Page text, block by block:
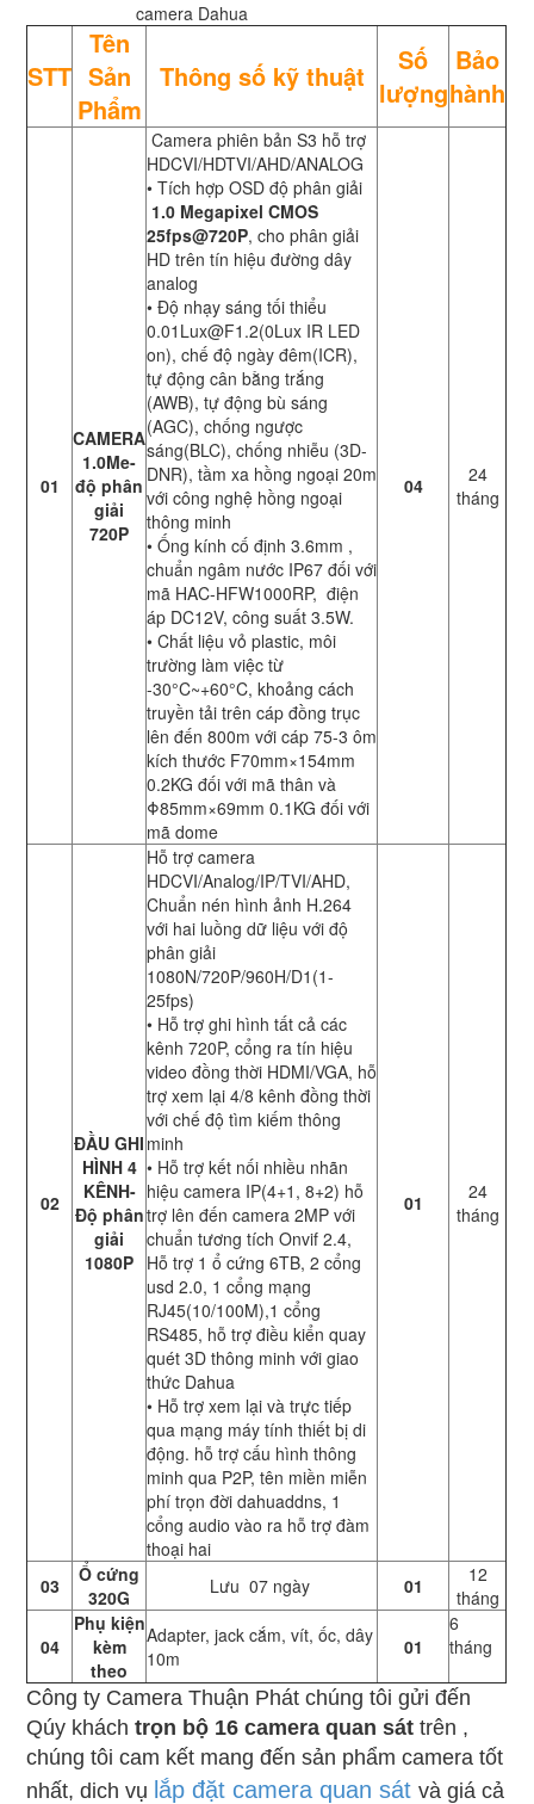
camera Dahua
STT
Tên
Sản
Phẩm
Thông số kỹ thuật
Số
lượng
Bảo
hành
01
CAMERA
1.0Me-
độ phân
giải
720P
Camera phiên bản S3 hỗ trợ
HDCVI/HDTVI/AHD/ANALOG
• Tích hợp OSD độ phân giải
1.0 Megapixel CMOS
25fps@720P, cho phân giải
HD trên tín hiệu đường dây
analog
• Độ nhạy sáng tối thiểu
0.01Lux@F1.2(0Lux IR LED
on), chế độ ngày đêm(ICR),
tự động cân bằng trắng
(AWB), tự động bù sáng
(AGC), chống ngược
sáng(BLC), chống nhiễu (3D-
DNR), tầm xa hồng ngoại 20m
với công nghệ hồng ngoại
thông minh
• Ống kính cố định 3.6mm ,
chuẩn ngâm nước IP67 đối với
mã HAC-HFW1000RP, điện
áp DC12V, công suất 3.5W.
• Chất liệu vỏ plastic, môi
trường làm việc từ
-30°C~+60°C, khoảng cách
truyền tải trên cáp đồng trục
lên đến 800m với cáp 75-3 ôm
kích thước F70mm×154mm
0.2KG đối với mã thân và
Φ85mm×69mm 0.1KG đối với
mã dome
04
24
tháng
02
ĐẦU GHI
HÌNH 4
KÊNH-
Độ phân
giải
1080P
Hỗ trợ camera
HDCVI/Analog/IP/TVI/AHD,
Chuẩn nén hình ảnh H.264
với hai luồng dữ liệu với độ
phân giải
1080N/720P/960H/D1(1-
25fps)
• Hỗ trợ ghi hình tất cả các
kênh 720P, cổng ra tín hiệu
video đồng thời HDMI/VGA, hỗ
trợ xem lại 4/8 kênh đồng thời
với chế độ tìm kiếm thông
minh
• Hỗ trợ kết nối nhiều nhãn
hiệu camera IP(4+1, 8+2) hỗ
trợ lên đến camera 2MP với
chuẩn tương tích Onvif 2.4,
Hỗ trợ 1 ổ cứng 6TB, 2 cổng
usd 2.0, 1 cổng mạng
RJ45(10/100M),1 cổng
RS485, hỗ trợ điều kiển quay
quét 3D thông minh với giao
thức Dahua
• Hỗ trợ xem lại và trực tiếp
qua mạng máy tính thiết bị di
động. hỗ trợ cấu hình thông
minh qua P2P, tên miền miễn
phí trọn đời dahuaddns, 1
cổng audio vào ra hỗ trợ đàm
thoại hai
01
24
tháng
03
Ổ cứng
320G
Lưu 07 ngày 01
12
tháng
04
Phụ kiện
kèm
theo
Adapter, jack cắm, vít, ốc, dây
10m
01
6
tháng
Công ty Camera Thuận Phát chúng tôi gửi đến
Qúy kháchtrọn bộ 16 camera quan sát trên ,
chúng tôi cam kết mang đến sản phẩm camera tốt
nhất, dich vụ lắp đặt camera quan sát và giá cả